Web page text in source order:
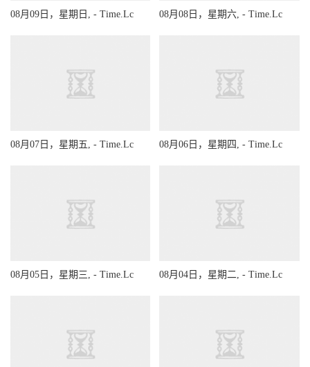
08月09日，星期日, - Time.Lc 08月08日，星期六, - Time.Lc
08月07日，星期五, - Time.Lc 08月06日，星期四, - Time.Lc
08月05日，星期三, - Time.Lc 08月04日，星期二, - Time.Lc